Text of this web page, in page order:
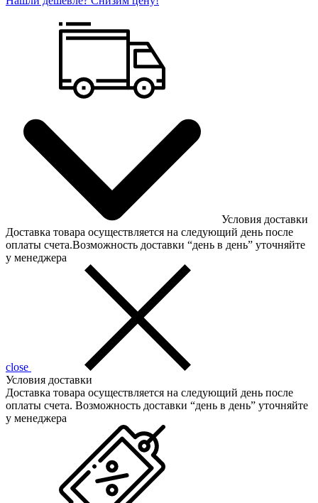
Условия доставки
Доставка товара осуществляется на следующий день после
оплаты счета.Возможность доставки “день в день” уточняйте
у менеджера
close
Условия доставки
Доставка товара осуществляется на следующий день после
оплаты счета. Возможность доставки “день в день” уточняйте
у менеджера